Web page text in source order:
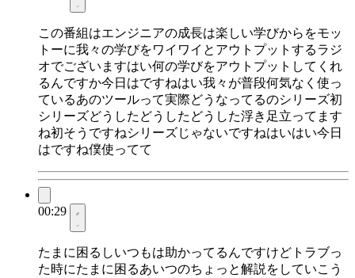
この番組はエンジニアの成長は楽しい学びからをモッ
トーに我々の学びをワイワイとアウトプットするラジ
オでございますはい何の学びをアウトプットしてくれ
るんですか今日はですねはい我々が普段何気なく使っ
ているあのツールって実際どうなってるのシリーズ初
シリーズどうしたどうしたどうした浮き足立ってます
ね初そうですねシリーズじゃないですねはいはい今日
はですね僕使ってて
00:29
たまに困るしいつもは助かってるんですけどトラブっ
た時にたまに困るあいつのちょっと解説をしていこう